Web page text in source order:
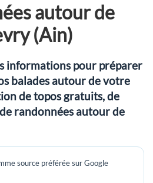
autour de
(Ain)
informations pour préparer
balades autour de votre
de topos gratuits, de
randonnées autour de
source préférée sur Google